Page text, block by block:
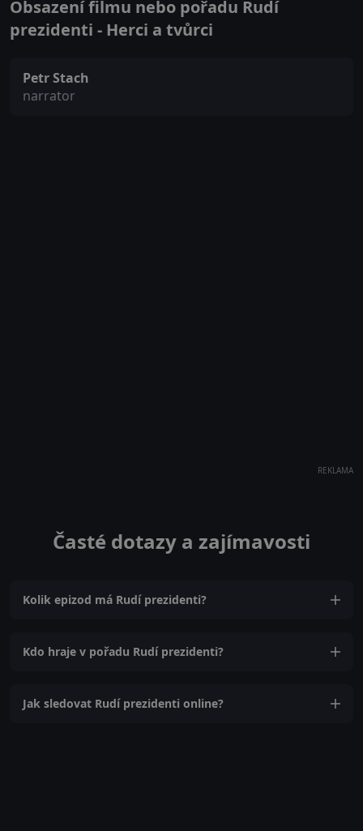
Obsazení filmu nebo pořadu Rudí
prezidenti - Herci a tvůrci
Petr Stach
narrator
REKLAMA
Časté dotazy a zajímavosti
Kolik epizod má Rudí prezidenti?
Kdo hraje v pořadu Rudí prezidenti?
Jak sledovat Rudí prezidenti online?